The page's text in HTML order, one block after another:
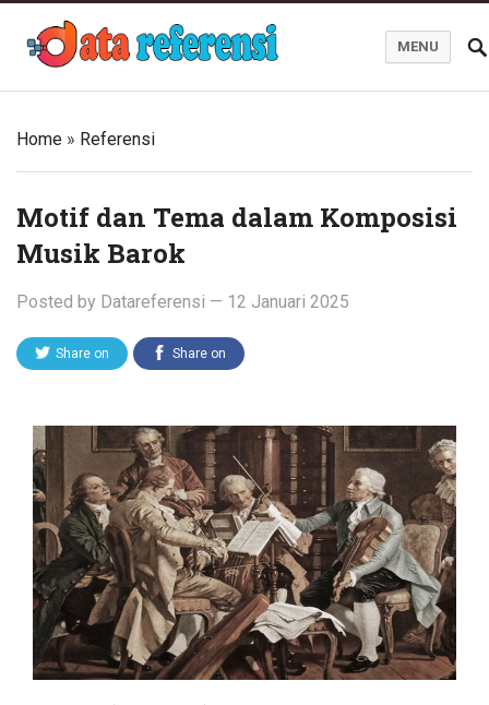
MENU
Home » Referensi
Motif dan Tema dalam Komposisi
Musik Barok
Posted by Datareferensi — 12 Januari 2025
Share on Share on